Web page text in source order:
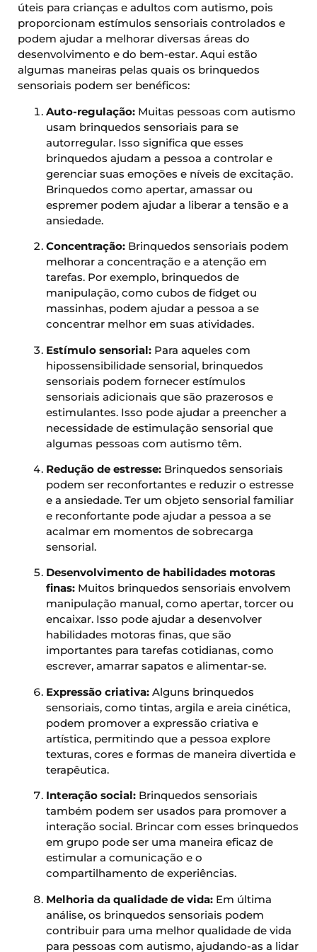
úteis para crianças e adultos com autismo, pois
proporcionam estímulos sensoriais controlados e
podem ajudar a melhorar diversas áreas do
desenvolvimento e do bem-estar. Aqui estão
algumas maneiras pelas quais os brinquedos
sensoriais podem ser benéficos:
Auto-regulação: Muitas pessoas com autismo
usam brinquedos sensoriais para se
autorregular. Isso significa que esses
brinquedos ajudam a pessoa a controlar e
gerenciar suas emoções e níveis de excitação.
Brinquedos como apertar, amassar ou
espremer podem ajudar a liberar a tensão e a
ansiedade.
Concentração: Brinquedos sensoriais podem
melhorar a concentração e a atenção em
tarefas. Por exemplo, brinquedos de
manipulação, como cubos de fidget ou
massinhas, podem ajudar a pessoa a se
concentrar melhor em suas atividades.
Estímulo sensorial: Para aqueles com
hipossensibilidade sensorial, brinquedos
sensoriais podem fornecer estímulos
sensoriais adicionais que são prazerosos e
estimulantes. Isso pode ajudar a preencher a
necessidade de estimulação sensorial que
algumas pessoas com autismo têm.
Redução de estresse: Brinquedos sensoriais
podem ser reconfortantes e reduzir o estresse
e a ansiedade. Ter um objeto sensorial familiar
e reconfortante pode ajudar a pessoa a se
acalmar em momentos de sobrecarga
sensorial.
Desenvolvimento de habilidades motoras
finas: Muitos brinquedos sensoriais envolvem
manipulação manual, como apertar, torcer ou
encaixar. Isso pode ajudar a desenvolver
habilidades motoras finas, que são
importantes para tarefas cotidianas, como
escrever, amarrar sapatos e alimentar-se.
Expressão criativa: Alguns brinquedos
sensoriais, como tintas, argila e areia cinética,
podem promover a expressão criativa e
artística, permitindo que a pessoa explore
texturas, cores e formas de maneira divertida e
terapêutica.
Interação social: Brinquedos sensoriais
também podem ser usados para promover a
interação social. Brincar com esses brinquedos
em grupo pode ser uma maneira eficaz de
estimular a comunicação e o
compartilhamento de experiências.
Melhoria da qualidade de vida: Em última
análise, os brinquedos sensoriais podem
contribuir para uma melhor qualidade de vida
para pessoas com autismo, ajudando-as a lidar